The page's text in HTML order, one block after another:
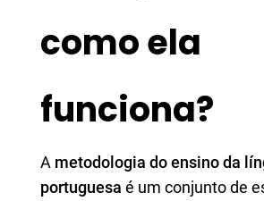
como ela
funciona?
A metodologia do ensino da
portuguesa é um conjunto de